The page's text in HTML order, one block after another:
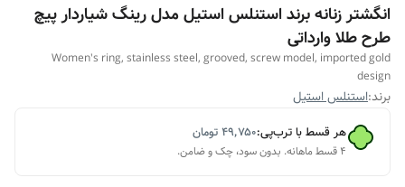
انگشتر زنانه برند استنلس استیل مدل رینگ شیاردار پیچ
طرح طلا وارداتی
Women's ring, stainless steel, grooved, screw model, imported gold
design
برند:استنلس استیل
هر قسط با ترب‌پی:۴۹٬۷۵۰تومان
۴ قسط ماهانه. بدون سود، چک و ضامن.